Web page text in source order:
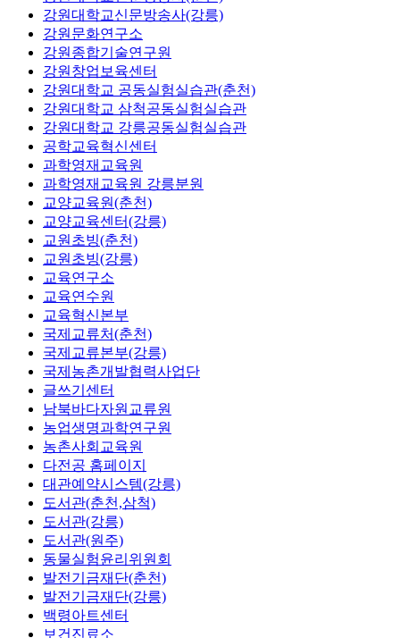
강원대학교신문방송사(강릉)
강원문화연구소
강원종합기술연구원
강원창업보육센터
강원대학교 공동실험실습관(춘천)
강원대학교 삼척공동실험실습관
강원대학교 강릉공동실험실습관
공학교육혁신센터
과학영재교육원
과학영재교육원 강릉분원
교양교육원(춘천)
교양교육센터(강릉)
교원초빙(춘천)
교원초빙(강릉)
교육연구소
교육연수원
교육혁신본부
국제교류처(춘천)
국제교류본부(강릉)
국제농촌개발협력사업단
글쓰기센터
남북바다자원교류원
농업생명과학연구원
농촌사회교육원
다전공 홈페이지
대관예약시스템(강릉)
도서관(춘천,삼척)
도서관(강릉)
도서관(원주)
동물실험윤리위원회
발전기금재단(춘천)
발전기금재단(강릉)
백령아트센터
보건진료소